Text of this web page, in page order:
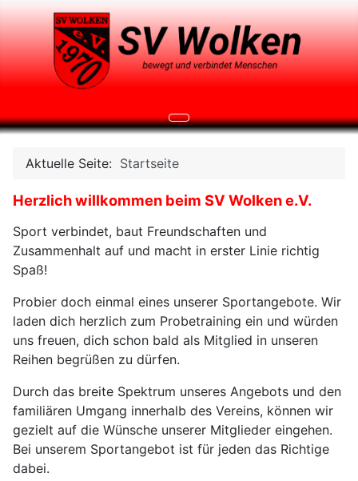
Aktuelle Seite: Startseite
Herzlich willkommen beim SV Wolken e.V.
Sport verbindet, baut Freundschaften und
Zusammenhalt auf und macht in erster Linie richtig
Spaß!
Probier doch einmal eines unserer Sportangebote. Wir
laden dich herzlich zum Probetraining ein und würden
uns freuen, dich schon bald als Mitglied in unseren
Reihen begrüßen zu dürfen.
Durch das breite Spektrum unseres Angebots und den
familiären Umgang innerhalb des Vereins, können wir
gezielt auf die Wünsche unserer Mitglieder eingehen.
Bei unserem Sportangebot ist für jeden das Richtige
dabei.